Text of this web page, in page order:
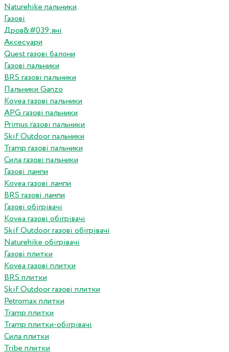
Naturehike пальники
Газові
Дров&#039;яні
Аксесуари
Quest газові балони
Газові пальники
BRS газові пальники
Пальники Ganzo
Kovea газові пальники
APG газові пальники
Primus газові пальники
Skif Outdoor пальники
Tramp газові пальники
Сила газові пальники
Газові лампи
Kovea газові лампи
BRS газові лампи
Газові обігрівачі
Kovea газові обігрівачі
Skif Outdoor газові обігрівачі
Naturehike обігрівачі
Газові плитки
Kovea газові плитки
BRS плитки
Skif Outdoor газові плитки
Petromax плитки
Tramp плитки
Tramp плитки-обігрівачі
Сила плитки
Tribe плитки